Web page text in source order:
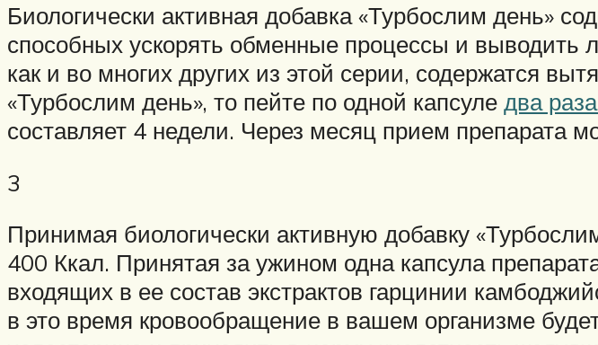
Биологически активная добавка «Турбослим день»
способных ускорять обменные процессы и
как и во многих других из этой серии, содержатся
«Турбослим день», то пейте по одной капсуле два
составляет 4 недели. Через месяц прием препарата
3
Принимая биологически активную добавку
400 Ккал. Принятая за ужином одна капсула
входящих в ее состав экстрактов гарцинии
в это время кровообращение в вашем организме